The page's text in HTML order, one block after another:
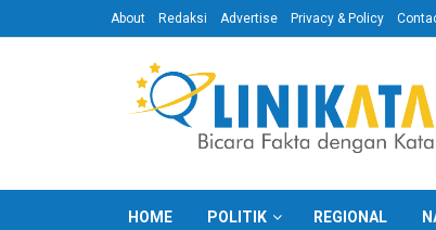
About Redaksi Advertise Privacy & Policy
HOME POLITIK REGIONAL